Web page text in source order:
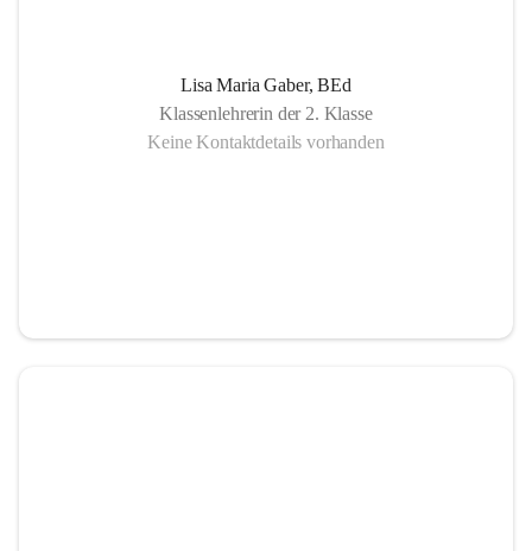
Lisa Maria Gaber, BEd
Klassenlehrerin der 2. Klasse
Keine Kontaktdetails vorhanden